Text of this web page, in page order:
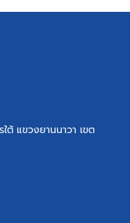
ต้ แขวงยานนาวา เขต